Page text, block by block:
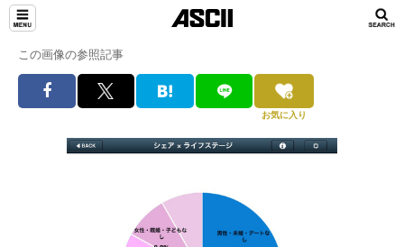
この画像の参照記事
お気に入り